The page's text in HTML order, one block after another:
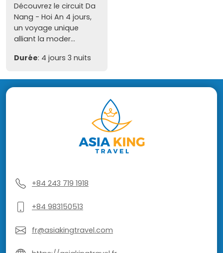
Découvrez le circuit Da
Nang - Hoi An 4 jours,
un voyage unique
alliant la moder...
Durée: 4 jours 3 nuits
+84 243 719 1918
+84 983150513
fr@asiakingtravel.com